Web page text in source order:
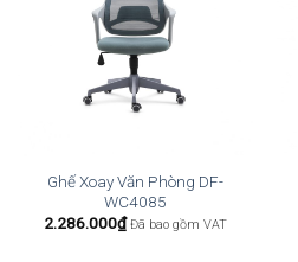
Ghế Xoay Văn Phòng DF-
WC4085
2.286.000₫ Đã bao gồm VAT